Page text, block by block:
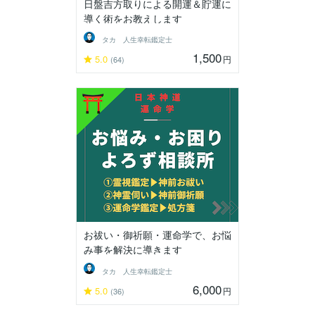
日盤吉方取りによる開運＆貯運に
導く術をお教えします
タカ 人生幸転鑑定士
5.0 (64) 1,500円
お祓い・御祈願・運命学で、お悩
み事を解決に導きます
タカ 人生幸転鑑定士
5.0 (36) 6,000円